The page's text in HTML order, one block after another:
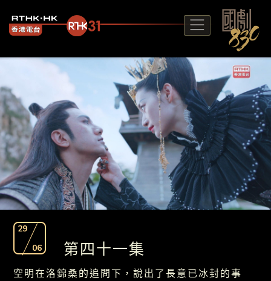
29
06
第四十一集
空明在洛錦桑的追問下，說出了長意已冰封的事